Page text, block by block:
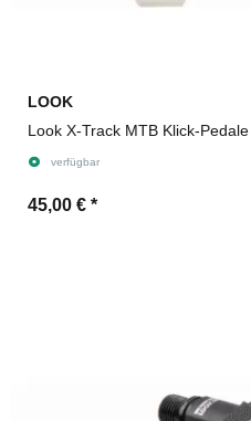
LOOK
Look X-Track MTB Klick-
verfügbar
45,00 € *